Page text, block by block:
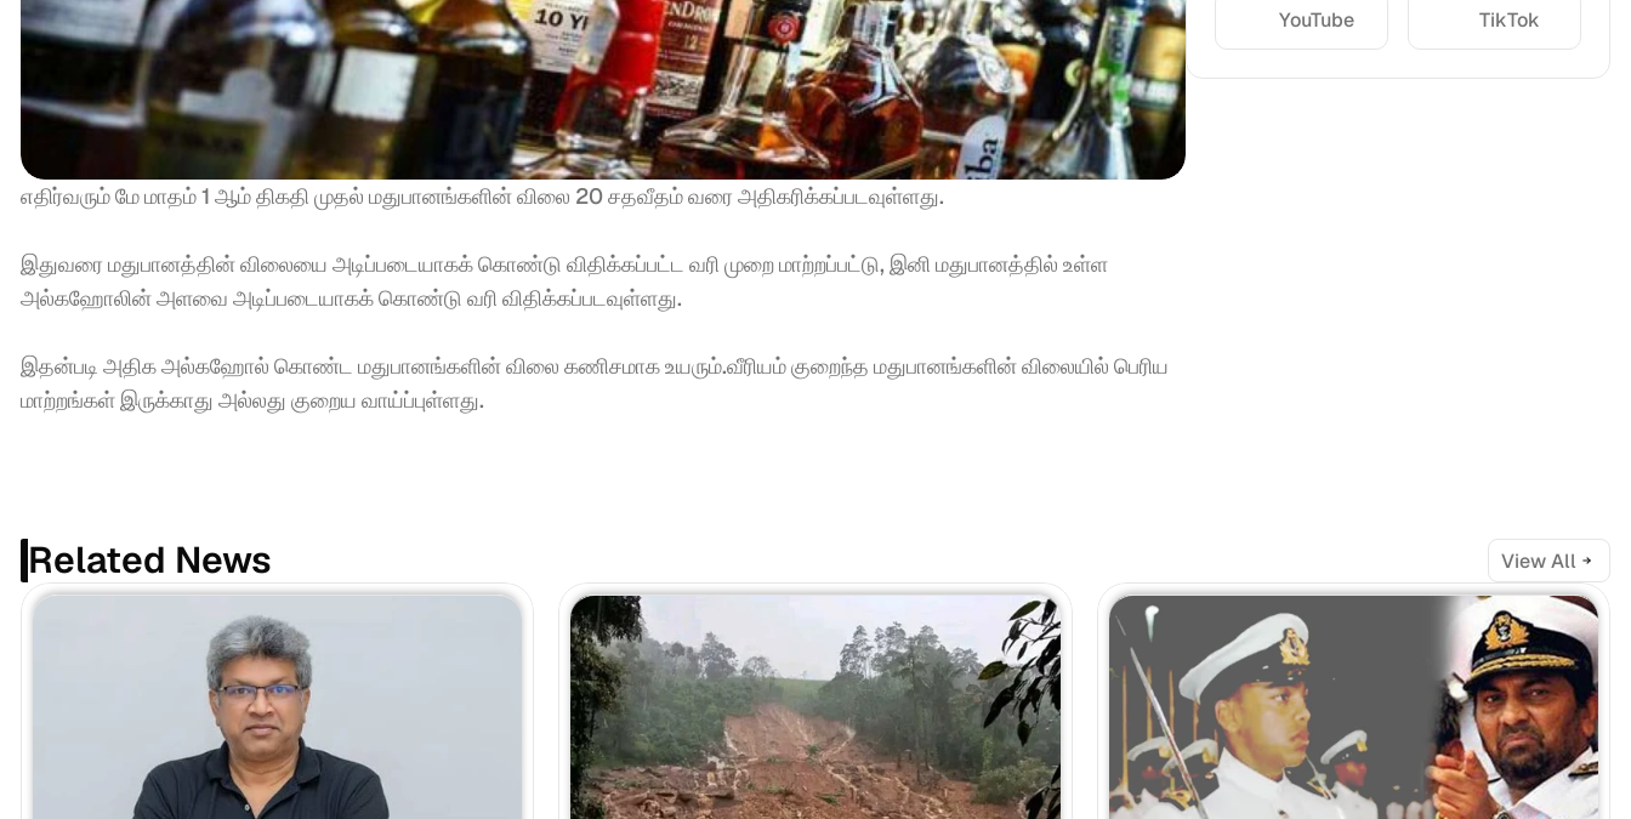
எதிர்வரும் மே மாதம் 1 ஆம் திகதி முதல் மதுபானங்களின் விலை 20 சதவீதம் வரை அதிகரிக்கப்படவுள்ளது.
இதுவரை மதுபானத்தின் விலையை அடிப்படையாகக் கொண்டு விதிக்கப்பட்ட வரி முறை மாற்றப்பட்டு, இனி மதுபானத்தில் உள்ள
அல்கஹோலின் அளவை அடிப்படையாகக் கொண்டு வரி விதிக்கப்படவுள்ளது.
இதன்படி அதிக அல்கஹோல் கொண்ட மதுபானங்களின் விலை கணிசமாக உயரும்.வீரியம் குறைந்த மதுபானங்களின் விலையில் பெரிய
மாற்றங்கள் இருக்காது அல்லது குறைய வாய்ப்புள்ளது.
YouTube TikTok
Related News View All